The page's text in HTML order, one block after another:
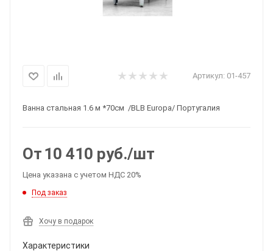
Артикул: 01-457
Ванна стальная 1.6 м *70см /BLB Europa/ Португалия
От 10 410 руб./шт
Цена указана с учетом НДС 20%
Под заказ
Хочу в подарок
Характеристики